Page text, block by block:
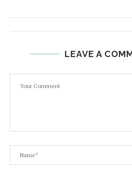
LEAVE A